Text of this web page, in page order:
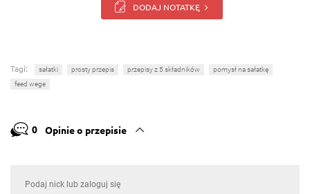
DODAJ NOTATKĘ
Tagi: sałatki prosty przepis przepisy z 5 składników
pomysł na sałatkę
feed wege
0 Opinie o przepisie